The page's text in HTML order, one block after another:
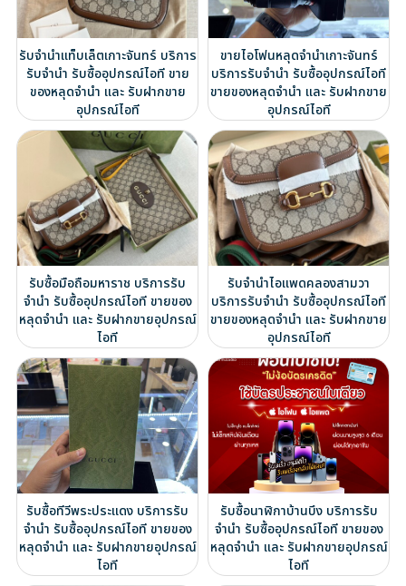
รับจำนำแท็บเล็ตเกาะจันทร์ บริการ
รับจำนำ รับซื้ออุปกรณ์ไอที ขาย
ของหลุดจำนำ และ รับฝากขาย
อุปกรณ์ไอที
ขายไอโฟนหลุดจำนำเกาะจันทร์
บริการรับจำนำ รับซื้ออุปกรณ์ไอที
ขายของหลุดจำนำ และ รับฝากขาย
อุปกรณ์ไอที
รับซื้อมือถือมหาราช บริการรับ
จำนำ รับซื้ออุปกรณ์ไอที ขายของ
หลุดจำนำ และ รับฝากขายอุปกรณ์
ไอที
รับจำนำไอแพดคลองสามวา
บริการรับจำนำ รับซื้ออุปกรณ์ไอที
ขายของหลุดจำนำ และ รับฝากขาย
อุปกรณ์ไอที
รับซื้อทีวีพระประแดง บริการรับ
จำนำ รับซื้ออุปกรณ์ไอที ขายของ
หลุดจำนำ และ รับฝากขายอุปกรณ์
ไอที
รับซื้อนาฬิกาบ้านบึง บริการรับ
จำนำ รับซื้ออุปกรณ์ไอที ขายของ
หลุดจำนำ และ รับฝากขายอุปกรณ์
ไอที